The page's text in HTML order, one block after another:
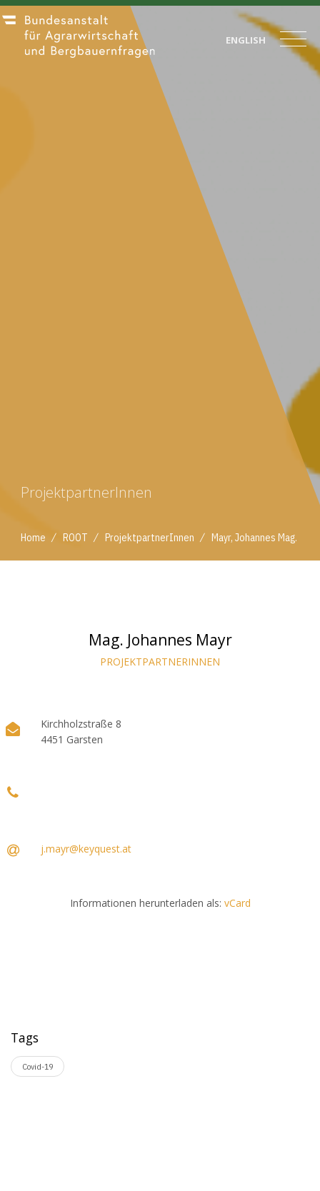
ENGLISH
ProjektpartnerInnen
Home / ROOT / ProjektpartnerInnen / Mayr, Johannes Mag.
Mag. Johannes Mayr
PROJEKTPARTNERINNEN
Kirchholzstraße 8
4451 Garsten
j.mayr@keyquest.at
Informationen herunterladen als: vCard
Tags
Covid-19